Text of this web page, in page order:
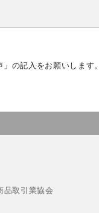
の記入をお願いします。
取引業協会